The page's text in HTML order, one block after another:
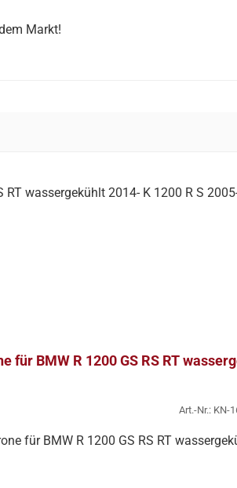
Markt!
für BMW R 1200 GS RS RT
Art.-Nr.: KN-
für BMW R 1200 GS RS RT